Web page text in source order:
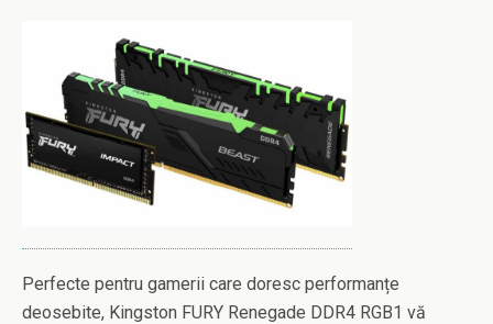
Perfecte pentru gamerii care doresc performanțe
deosebite, Kingston FURY Renegade DDR4 RGB1 vă